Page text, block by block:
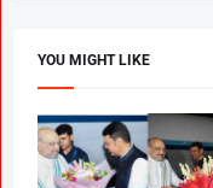
YOU MIGHT LIKE